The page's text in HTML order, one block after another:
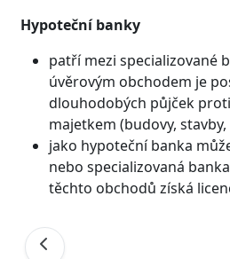
Hypoteční banky
patří mezi specializované
úvěrovým obchodem je
dlouhodobých půjček
majetkem (budovy,
jako hypoteční banka
nebo specializovaná
těchto obchodů získá